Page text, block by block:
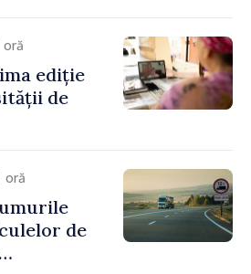
oră
ediție
de
oră
de